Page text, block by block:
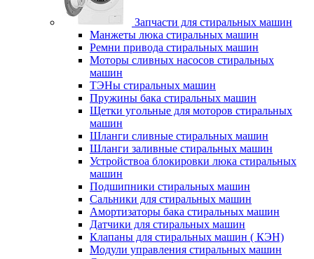
Запчасти для стиральных машин
Манжеты люка стиральных машин
Ремни привода стиральных машин
Моторы сливных насосов стиральных
машин
ТЭНы стиральных машин
Пружины бака стиральных машин
Щетки угольные для моторов стиральных
машин
Шланги сливные стиральных машин
Шланги заливные стиральных машин
Устройствоа блокировки люка стиральных
машин
Подшипники стиральных машин
Сальники для стиральных машин
Амортизаторы бака стиральных машин
Датчики для стиральных машин
Клапаны для стиральных машин ( КЭН)
Модули управления стиральных машин